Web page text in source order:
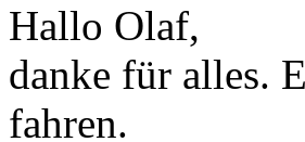
Hallo Olaf,
danke für alles.
fahren.